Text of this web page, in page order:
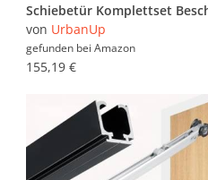
von UrbanUp
gefunden bei Amazon
155,19 €